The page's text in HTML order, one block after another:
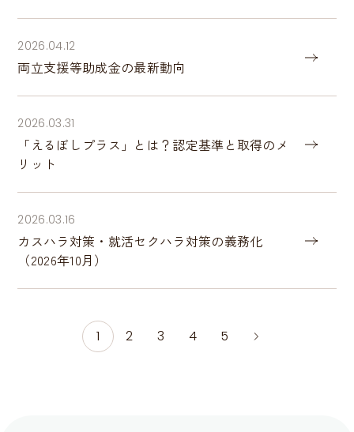
2026.04.12
両立支援等助成金の最新動向
2026.03.31
「えるぼしプラス」とは？認定基準と取得のメ
リット
2026.03.16
カスハラ対策・就活セクハラ対策の義務化
（2026年10月）
1 2 3 4 5